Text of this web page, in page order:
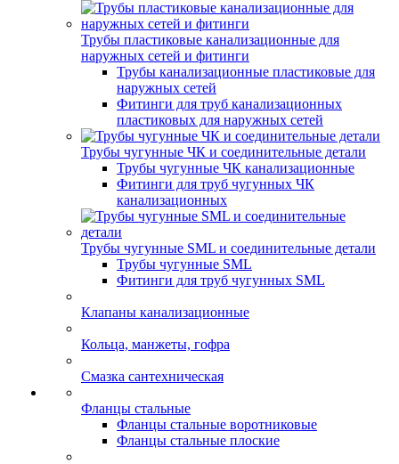
Трубы пластиковые канализационные для
наружных сетей и фитинги
Трубы канализационные пластиковые для
наружных сетей
Фитинги для труб канализационных
пластиковых для наружных сетей
Трубы чугунные ЧК и соединительные детали
Трубы чугунные ЧК канализационные
Фитинги для труб чугунных ЧК
канализационных
Трубы чугунные SML и соединительные детали
Трубы чугунные SML
Фитинги для труб чугунных SML
Клапаны канализационные
Кольца, манжеты, гофра
Смазка сантехническая
Фланцы стальные
Фланцы стальные воротниковые
Фланцы стальные плоские